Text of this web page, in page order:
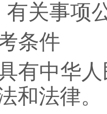
有关事项
条件
具有中华
和法律。